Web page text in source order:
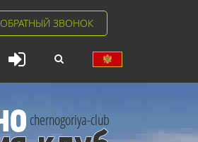
ОБРАТНЫЙ ЗВОНОК